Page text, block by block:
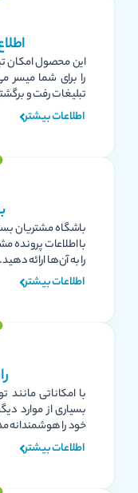
این محصول امکان
را برای شما
تبلیغات رفت و
اطلاعات بیشتر
باشگاه مشتریان
با اطلاعات پرونده
را به آن‌ها ارائه دهید.
اطلاعات بیشتر
با امکاناتی
بسیاری از موارد
خود را هوشمندانه
اطلاعات بیشتر